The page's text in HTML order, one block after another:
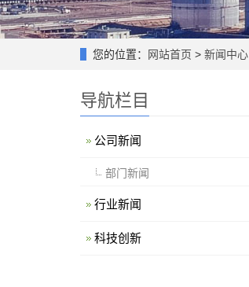
您的位置： 网站首页 > 新闻中心
导航栏目
公司新闻
部门新闻
行业新闻
科技创新